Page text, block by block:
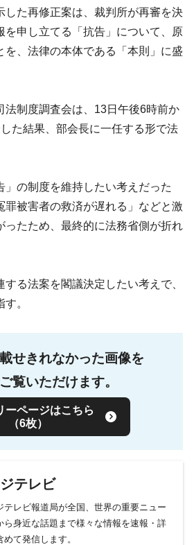
した再修正案は、裁判所が再審を決
を申し立てる「抗告」について、原
を、法律の本体である「本則」に盛
法制度調査会は、13日午後6時前か
た結果、部会長に一任する形で法
」の制度を維持したい考えだった
罪被害者の救済が遅れる」などと激
ったため、最終的に法務省側が折れ
る法案を閣議決定したい考えで、
。
せきれなかった画像を
覧いただけます。
ーページはこちら
（6枚）
テレビ
テレビ報道局が全国、世界の重要ニュー
ら身近な話題まで様々な情報を速報・詳
めて発信します。